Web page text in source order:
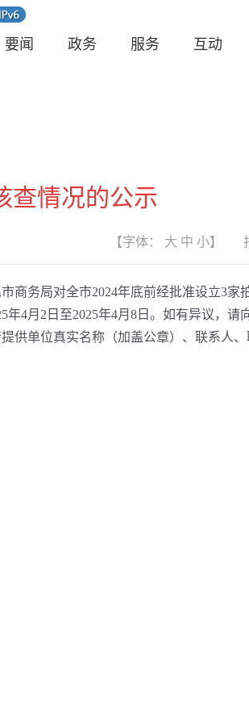
要闻 政务 服务 互动
查情况的公示
【字体： 大 中 小】
务局对全市2024年底前经批准设立3家
4月2日至2025年4月8日。如有异议，请
供单位真实名称（加盖公章）、联系人